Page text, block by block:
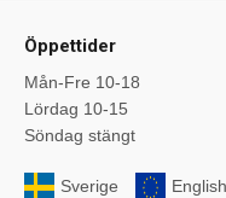
Öppettider
Mån-Fre 10-18
Lördag 10-15
Söndag stängt
Sverige English